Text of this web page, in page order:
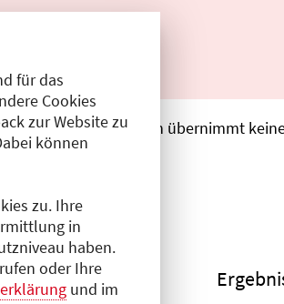
für das
Cookies
zur Website zu
können
zu. Ihre
in
haben.
oder Ihre
und im
Ärztekammer Berlin übernimmt